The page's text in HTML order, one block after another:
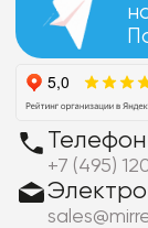
Телефон
+7 (495)